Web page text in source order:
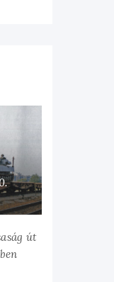
út